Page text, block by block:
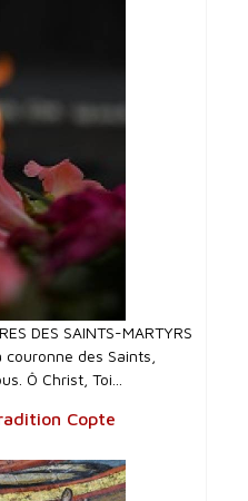
DES SAINTS-MARTYRS
couronne des Saints,
Ô Christ, Toi...
Copte